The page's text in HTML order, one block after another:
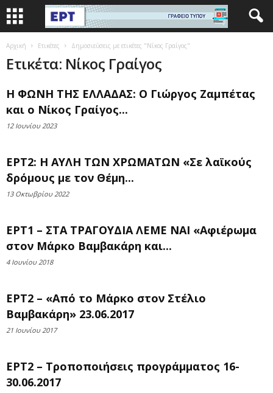
Αρχική Ετικέτες Δημοσιεύσεις με ετικέτες "Νίκος Γραίγος"
Ετικέτα: Νίκος Γραίγος
Η ΦΩΝΗ ΤΗΣ ΕΛΛΑΔΑΣ: Ο Γιώργος Ζαμπέτας
και ο Νίκος Γραίγος...
12 Ιουνίου 2023
ΕΡΤ2: Η ΑΥΛΗ ΤΩΝ ΧΡΩΜΑΤΩΝ «Σε λαϊκούς
δρόμους με τον Θέμη...
13 Οκτωβρίου 2022
ΕΡΤ1 – ΣΤΑ ΤΡΑΓΟΥΔΙΑ ΛΕΜΕ ΝΑΙ «Αφιέρωμα
στον Μάρκο Βαμβακάρη και...
4 Ιουνίου 2018
ΕΡΤ2 – «Από το Μάρκο στον Στέλιο
Βαμβακάρη» 23.06.2017
21 Ιουνίου 2017
ΕΡΤ2 – Τροποποιήσεις προγράμματος 16-
30.06.2017